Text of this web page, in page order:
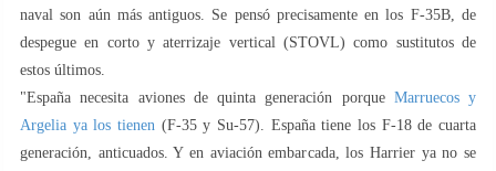
naval son aún más antiguos. Se pensó precisamente en los F-35B, de
despegue en corto y aterrizaje vertical (STOVL) como sustitutos de
estos últimos.
"España necesita aviones de quinta generación porque Marruecos y
Argelia ya los tienen (F-35 y Su-57). España tiene los F-18 de cuarta
generación, anticuados. Y en aviación embarcada, los Harrier ya no se